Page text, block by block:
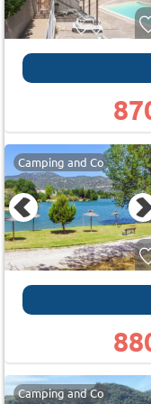
Camping and Co
Camping and Co